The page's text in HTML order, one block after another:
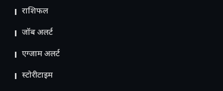
राशिफल
जॉब अलर्ट
एग्जाम अलर्ट
स्टोरीटाइम